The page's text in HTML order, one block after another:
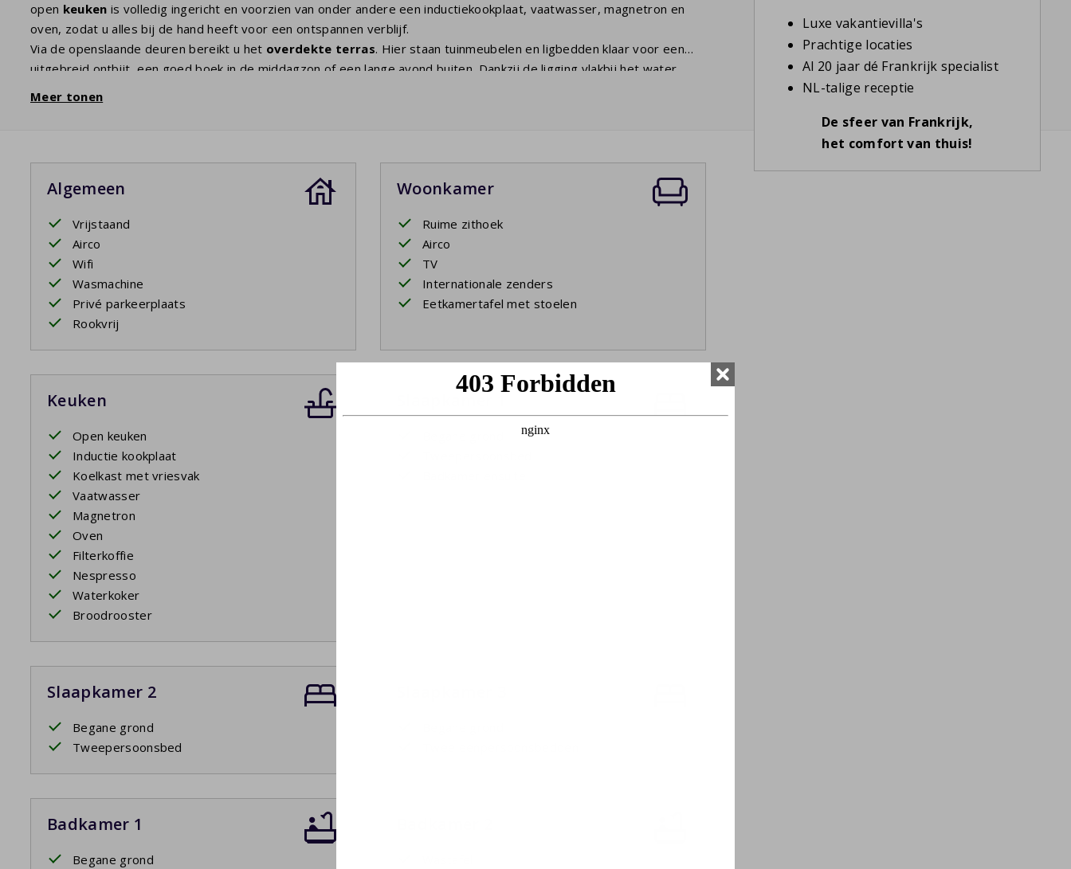
open keuken is volledig ingericht en voorzien van onder andere een inductiekookplaat, vaatwasser, magnetron en
oven, zodat u alles bij de hand heeft voor een ontspannen verblijf.
Via de openslaande deuren bereikt u het overdekte terras. Hier staan tuinmeubelen en ligbedden klaar voor een
uitgebreid ontbijt, een goed boek in de middagzon of een lange avond buiten. Dankzij de ligging vlakbij het water
samen op vakantie zijn.
Verder is de woning voorzien van een
wasmachine, zodat u ook tijdens een langer verblijf van alle gemakken bent
Meer tonen
Algemeen
Vrijstaand
Airco
Wifi
Wasmachine
Privé parkeerplaats
Rookvrij
Woonkamer
Ruime zithoek
Airco
TV
Internationale zenders
Eetkamertafel met stoelen
Keuken
Open keuken
Inductie kookplaat
Koelkast met vriesvak
Vaatwasser
Magnetron
Oven
Filterkoffie
Nespresso
Waterkoker
Broodrooster
Slaapkamer 2
Begane grond
Tweepersoonsbed
Badkamer 1
Begane grond
Luxe vakantievilla's
Prachtige locaties
Al 20 jaar dé Frankrijk specialist
NL-talige receptie
De sfeer van Frankrijk,
het comfort van thuis!